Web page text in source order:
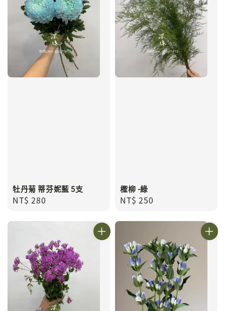
牡丹菊 蒂芬妮藍 5支
Regular
NT$ 280
檉柳 -綠
Regular
NT$ 250